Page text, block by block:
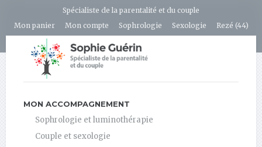
Spécialiste de la parentalité et du couple
Mon panier
Mon compte Sophrologie Sexologie Rezé (44)
MON ACCOMPAGNEMENT
Sophrologie et luminothérapie
Couple et sexologie